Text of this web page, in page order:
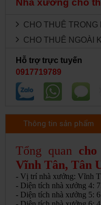
CHO THUÊ TRONG
CHO THUÊ NGOÀI
Hỗ trợ trực tuyến
0917719789
Thông tin sản phẩm
Tổng quan
Vĩnh Tân, Tân
- Vị trí nhà xưởng: Vĩnh
- Diện tích nhà xưởng 4:
- Diện tích nhà xưởng 5: